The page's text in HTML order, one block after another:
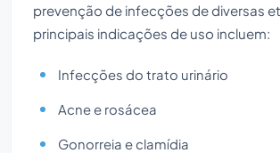
prevenção de infecções de diversas
principais indicações de uso incluem:
Infecções do trato urinário
Acne e rosácea
Gonorreia e clamídia